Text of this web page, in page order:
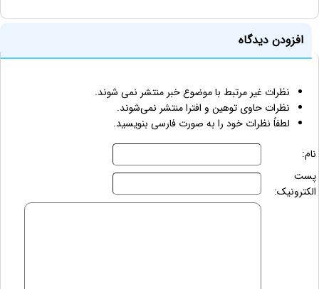
افزودن دیدگاه
نظرات غیر مرتبط با موضوع خبر منتشر نمی شوند.
نظرات حاوی توهین و افترا منتشر نمی‌شوند.
لطفاً نظرات خود را به صورت فارسی بنویسید.
نام:
پست
الکترونیک: